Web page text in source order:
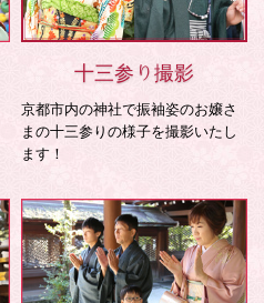
十三参り撮影
京都市内の神社で振袖姿のお嬢さ
まの十三参りの様子を撮影いたし
ます！